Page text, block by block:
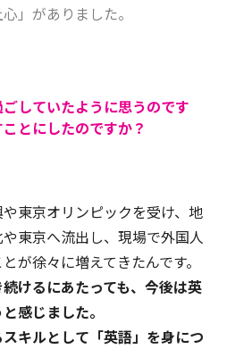
」がありました。
ていたように思うのです
とにしたのですか？
東京オリンピックを受け、地
東京へ流出し、現場で外国人
が徐々に増えてきたんです。
けるにあたっても、今後は英
感じました。
スキルとして「英語」を身につ